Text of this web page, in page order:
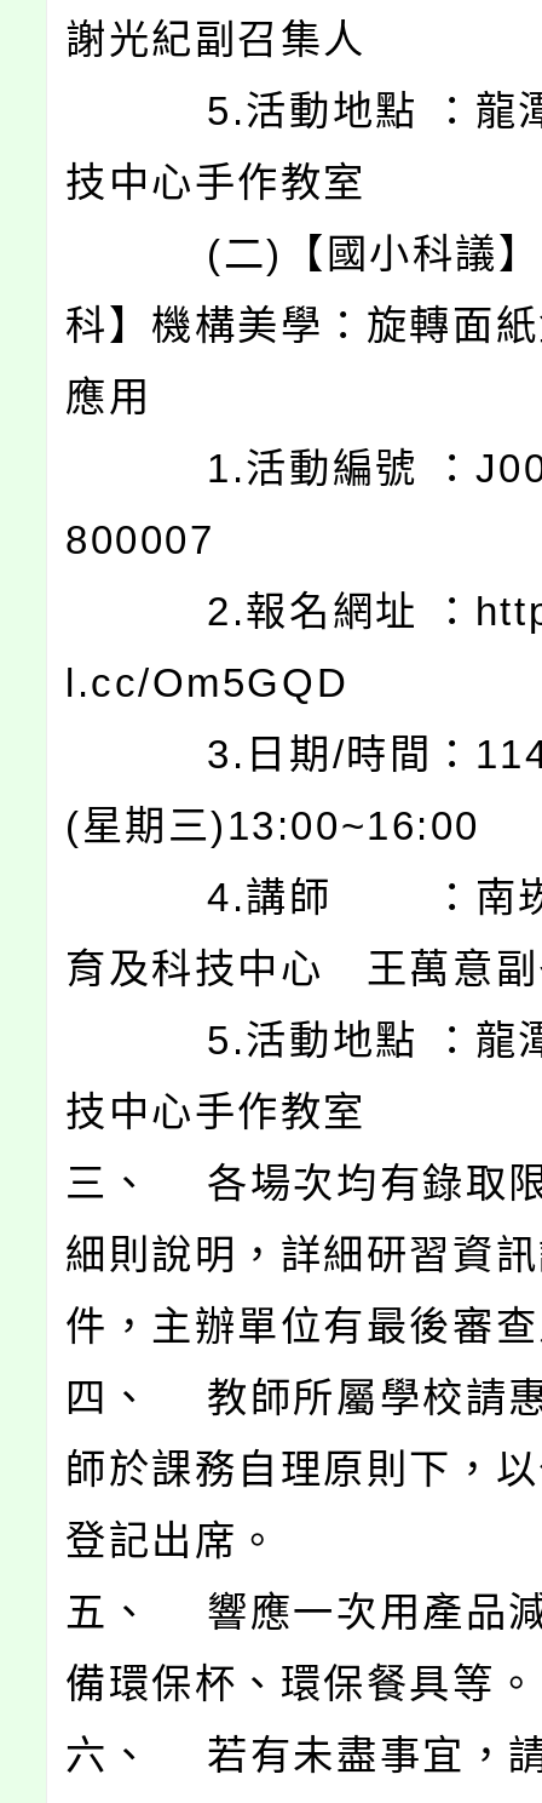
謝光紀副召集人
5.活動地點 ：龍潭
技中心手作教室
(二)【國小科議】
科】機構美學：旋轉面
應用
1.活動編號 ：
800007
2.報名網址 ：
l.cc/Om5GQD
3.日期/時間：
(星期三)13:00~16:00
4.講師 ：南崁
育及科技中心 王萬意
5.活動地點 ：龍潭
技中心手作教室
三、 各場次均有錄取
細則說明，詳細研習資
件，主辦單位有最後審
四、 教師所屬學校請
師於課務自理原則下，
登記出席。
五、 響應一次用產品
備環保杯、環保餐具等。
六、 若有未盡事宜，